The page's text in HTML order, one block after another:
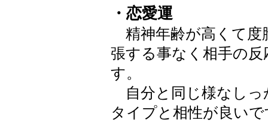
・恋愛運
精神年齢が高くて度
張する事なく相手の
す。
自分と同じ様なしっ
タイプと相性が良いで